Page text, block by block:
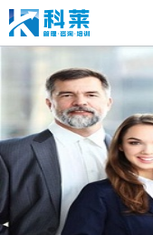
科莱首页
管理体系
IATF16949
ISO9001:2015
认证培训
质量管理
企业改进